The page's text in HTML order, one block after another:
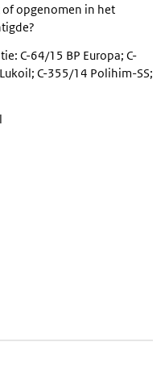
opgenomen in het
C-64/15 BP Europa; C-
C-355/14 Polihim-SS;